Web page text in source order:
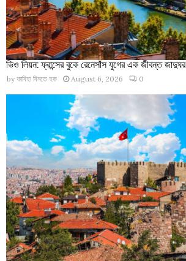
ভিও লিয়ন: ফ্রান্সের বুকে রেনেসাঁস যুগের এক জীবন্ত জাদুঘর
by ফাবিহা বিনতে হক August 6, 2026 0